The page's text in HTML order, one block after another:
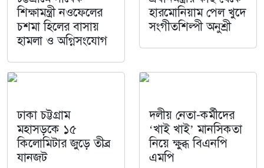
শিক্ষামন্ত্রী নওফেলের
চশমা হিলের বাসায়
হামলা ও অগ্নিসংযোগ
হারমোনিয়াম পেল খুদে
সংগীতশিল্পী অনুশ্রী
ঢাকা চট্টগ্রাম
মহাসড়কে ১৫
কিলোমিটার জুড়ে তীব্র
যানজট
দলীয় নেতা-কর্মীদের
‘খাই খাই’ মানসিকতা
নিয়ে ক্ষুব্ধ বিএনপি
এমপি